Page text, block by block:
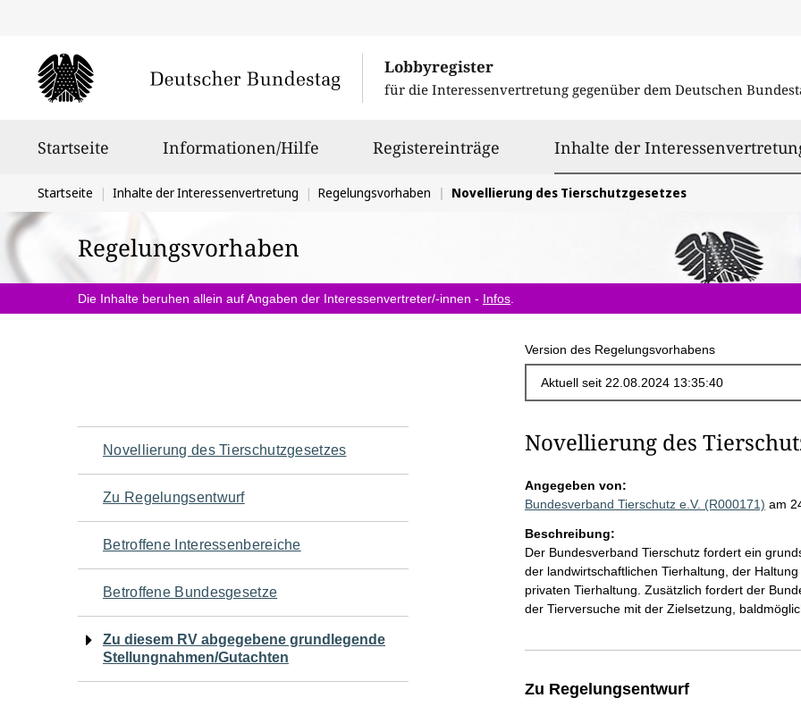
Lobbyregister
für die Interessenvertretung gegenüber dem Deutschen
Startseite Informationen/Hilfe Registereinträge Inhalte der
Sie
befinden
sich
hier:
Startseite Inhalte der Interessenvertretung Regelungsvorhaben Novellierung des Tierschutzgesetzes
Regelungsvorhaben
Die Inhalte beruhen allein auf Angaben der Interessenvertreter/-innen - Infos
Version des Regelungsvorhabens
Navigation
für
den
Seiteninhalt
Novellierung des Tierschutzgesetzes
Zu Regelungsentwurf
Betroffene Interessenbereiche
Betroffene Bundesgesetze
Zu diesem RV abgegebene grundlegende
Stellungnahmen/Gutachten
Novellierung des
Angegeben von:
Bundesverband Tierschutz e.V. (R000171) am
Beschreibung:
Der Bundesverband Tierschutz fordert ein
der landwirtschaftlichen Tierhaltung, der
privaten Tierhaltung. Zusätzlich fordert der
der Tierversuche mit der Zielsetzung,
Zu Regelungsentwurf